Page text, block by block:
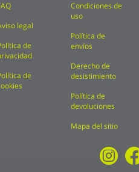
legal
de
de
Condiciones de
uso
Política de
envíos
Derecho de
desistimiento
Política de
devoluciones
Mapa del sitio